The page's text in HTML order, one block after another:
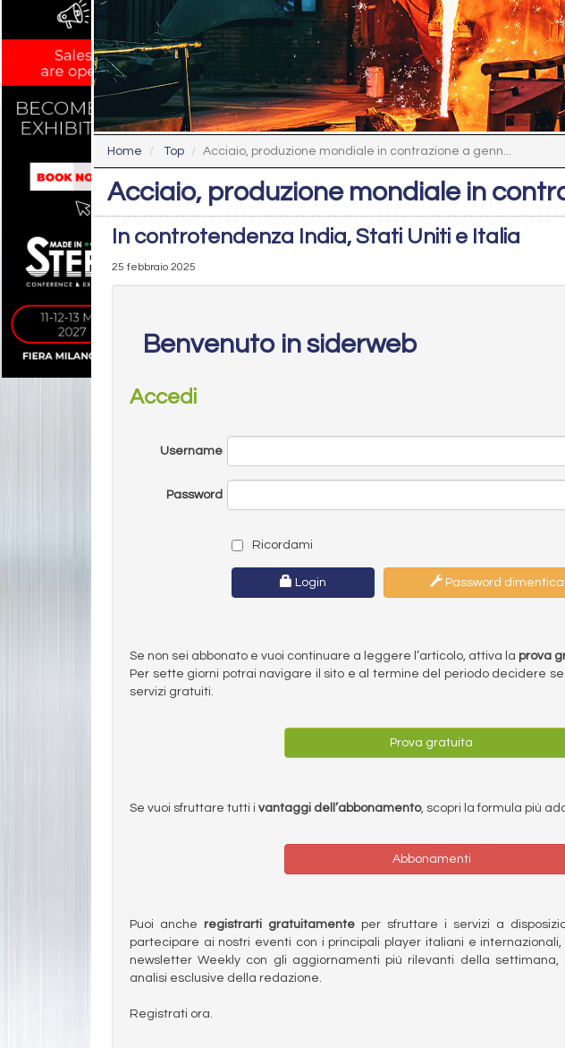
Home Top Acciaio, produzione mondiale in contrazione a genn...
Acciaio, produzione mondiale in
In controtendenza India, Stati Uniti e Italia
25 febbraio 2025
Benvenuto in siderweb
Accedi
Username
Password
Ricordami
Login Password
Se non sei abbonato e vuoi continuare a leggere l’articolo, attiva la prova
Per sette giorni potrai navigare il sito e al termine del periodo decidere
servizi gratuiti.
Prova gratuita
Se vuoi sfruttare tutti i vantaggi dell’abbonamento, scopri la formula più
Abbonamenti
Puoi anche registrarti gratuitamenteper sfruttare i servizi a
partecipare ai nostri eventi con i principali player italiani e
newsletter Weekly con gli aggiornamenti più rilevanti della
analisi esclusive della redazione.
Registrati ora.